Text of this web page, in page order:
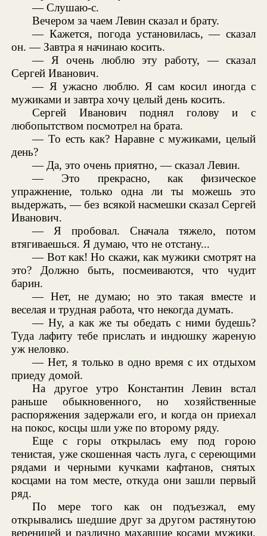
— Слушаю-с.
Вечером за чаем Левин сказал и брату.
— Кажется, погода установилась, — сказал
он. — Завтра я начинаю косить.
— Я очень люблю эту работу, — сказал
Сергей Иванович.
— Я ужасно люблю. Я сам косил иногда с
мужиками и завтра хочу целый день косить.
Сергей Иванович поднял голову и с
любопытством посмотрел на брата.
— То есть как? Наравне с мужиками, целый
день?
— Да, это очень приятно, — сказал Левин.
— Это прекрасно, как физическое
упражнение, только одна ли ты можешь это
выдержать, — без всякой насмешки сказал Сергей
Иванович.
— Я пробовал. Сначала тяжело, потом
втягиваешься. Я думаю, что не отстану...
— Вот как! Но скажи, как мужики смотрят на
это? Должно быть, посмеиваются, что чудит
барин.
— Нет, не думаю; но это такая вместе и
веселая и трудная работа, что некогда думать.
— Ну, а как же ты обедать с ними будешь?
Туда лафиту тебе прислать и индюшку жареную
уж неловко.
— Нет, я только в одно время с их отдыхом
приеду домой.
На другое утро Константин Левин встал
раньше обыкновенного, но хозяйственные
распоряжения задержали его, и когда он приехал
на покос, косцы шли уже по второму ряду.
Еще с горы открылась ему под горою
тенистая, уже скошенная часть луга, с сереющими
рядами и черными кучками кафтанов, снятых
косцами на том месте, откуда они зашли первый
ряд.
По мере того как он подъезжал, ему
открывались шедшие друг за другом растянутою
вереницей и различно махавшие косами мужики,